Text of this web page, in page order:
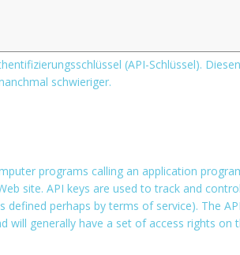
(API-Schlüssel). Diesen
schwieriger.
programs calling an application
site. API keys are used to track and
perhaps by terms of service). The
generally have a set of access rights on